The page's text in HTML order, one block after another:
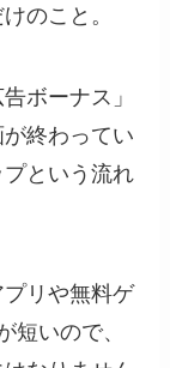
のこと。
ボーナス」
終わってい
という流れ
リや無料ゲ
短いので、